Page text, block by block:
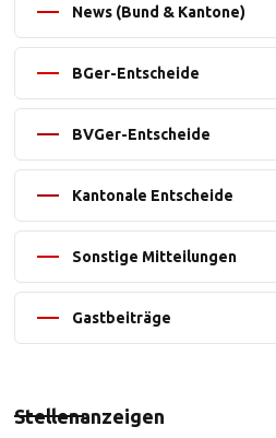
News (Bund & Kantone)
BGer-Entscheide
BVGer-Entscheide
Kantonale Entscheide
Sonstige Mitteilungen
Gastbeiträge
Stellenanzeigen